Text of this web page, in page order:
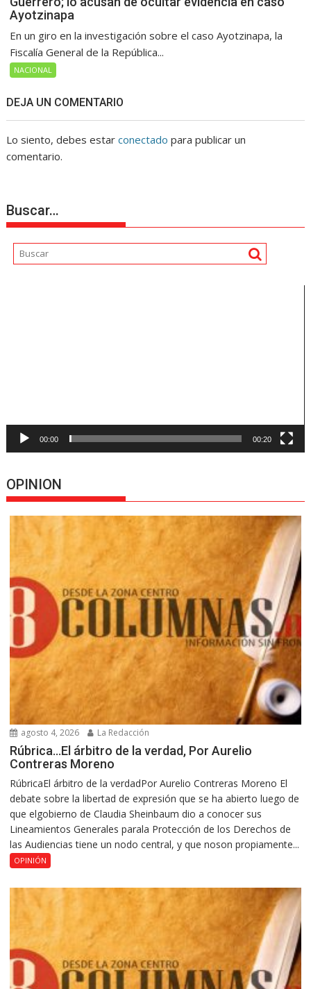
Ayotzinapa
En un giro en la investigación sobre el caso Ayotzinapa, la
Fiscalía General de la República...
NACIONAL
DEJA UN COMENTARIO
Lo siento, debes estarconectado para publicar un
comentario.
Buscar…
00:00 00:20
OPINION
agosto 4, 2026 La Redacción
Rúbrica…El árbitro de la verdad, Por Aurelio
Contreras Moreno
RúbricaEl árbitro de la verdadPor Aurelio Contreras Moreno El
debate sobre la libertad de expresión que se ha abierto luego de
que elgobierno de Claudia Sheinbaum dio a conocer sus
Lineamientos Generales parala Protección de los Derechos de
las Audiencias tiene un nodo central, y que noson propiamente...
OPINIÓN